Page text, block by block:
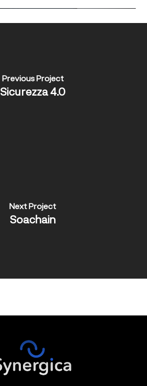
Previous Project
Sicurezza 4.0
Next Project
Soachain